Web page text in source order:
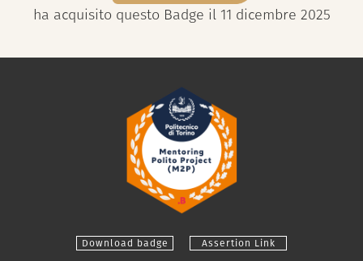
ha acquisito questo Badge il 11 dicembre 2025
Download badge Assertion Link